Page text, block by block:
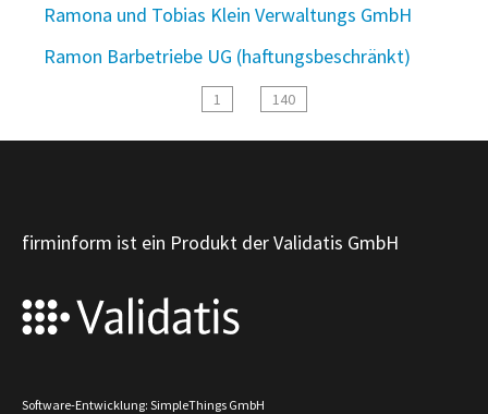
Ramona und Tobias Klein Verwaltungs GmbH
Ramon Barbetriebe UG (haftungsbeschränkt)
1 140
firminform ist ein Produkt der Validatis GmbH
Software-Entwicklung: SimpleThings GmbH